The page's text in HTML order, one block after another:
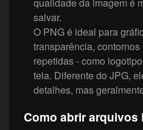
salvar.
O PNG é ideal para
transparência,
repetidas - como
tela. Diferente do JPG,
detalhes, mas
Como abrir arquivos